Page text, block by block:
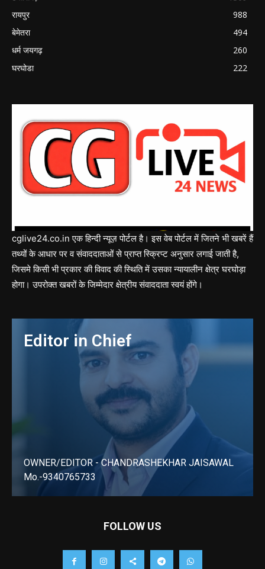
रायपुर
988
बेमेतरा
494
धर्म जयगढ़
260
घरघोडा
222
cglive24.co.in एक हिन्दी न्यूज़ पोर्टल है। इस वेब पोर्टल में जितने भी खबरें हैं
तथ्यों के आधार पर व संवाददाताओं से प्राप्त स्क्रिप्ट अनुसार लगाई जाती है,
जिसमे किसी भी प्रकार की विवाद की स्थिति में उसका न्यायालीन क्षेत्र घरघोड़ा
होगा। उपरोक्त खबरों के जिम्मेदार क्षेत्रीय संवाददाता स्वयं होंगे।
Editor in Chief
OWNER/EDITOR - CHANDRASHEKHAR JAISAWAL
Mo.-9340765733
FOLLOW US